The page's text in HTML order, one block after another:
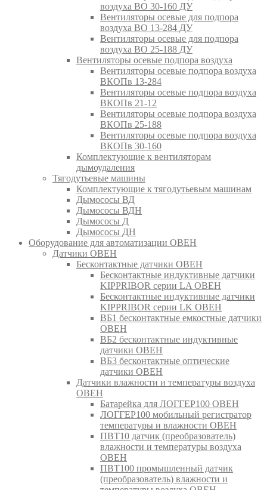
воздуха ВО 30-160 ДУ
Вентиляторы осевые для подпора
воздуха ВО 13-284 ДУ
Вентиляторы осевые для подпора
воздуха ВО 25-188 ДУ
Вентиляторы осевые подпора воздуха
Вентиляторы осевые подпора воздуха
ВКОПв 13-284
Вентиляторы осевые подпора воздуха
ВКОПв 21-12
Вентиляторы осевые подпора воздуха
ВКОПв 25-188
Вентиляторы осевые подпора воздуха
ВКОПв 30-160
Комплектующие к вентиляторам
дымоудаления
Тягодутьевые машины
Комплектующие к тягодутьевым машинам
Дымососы ВД
Дымососы ВДН
Дымососы Д
Дымососы ДН
Оборудование для автоматизации ОВЕН
Датчики ОВЕН
Бесконтактные датчики ОВЕН
Бесконтактные индуктивные датчики
KIPPRIBOR серии LA ОВЕН
Бесконтактные индуктивные датчики
KIPPRIBOR серии LK ОВЕН
ВБ1 бесконтактные емкостные датчики
ОВЕН
ВБ2 бесконтактные индуктивные
датчики ОВЕН
ВБ3 бесконтактные оптические
датчики ОВЕН
Датчики влажности и температуры воздуха
ОВЕН
Батарейка для ЛОГГЕР100 ОВЕН
ЛОГГЕР100 мобильный регистратор
температуры и влажности ОВЕН
ПВТ10 датчик (преобразователь)
влажности и температуры воздуха
ОВЕН
ПВТ100 промышленный датчик
(преобразователь) влажности и